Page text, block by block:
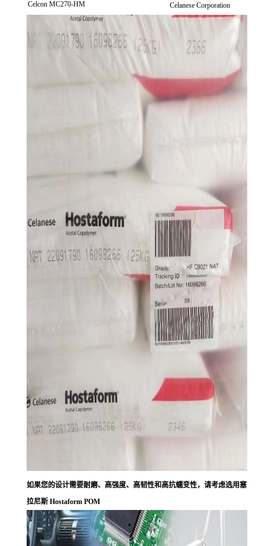
Celcon MC270-HM
Celanese Corporation
如果您的设计需要耐磨、高强度、高韧性和高抗蠕变性，请考虑选用塞
拉尼斯 Hostaform POM